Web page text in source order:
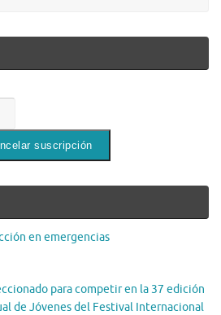
en emergencias
para competir en la 37 edición
de Jóvenes del Festival Internacional